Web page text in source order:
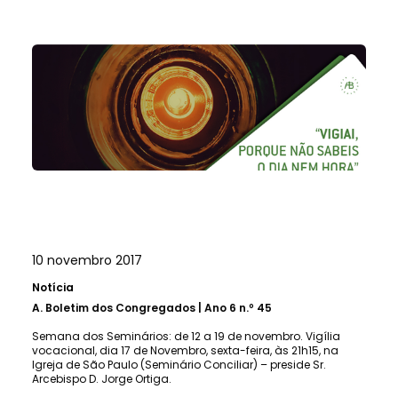
10 novembro 2017
Notícia
A. Boletim dos Congregados | Ano 6 n.º 45
Semana dos Seminários: de 12 a 19 de novembro. Vigília
vocacional, dia 17 de Novembro, sexta-feira, às 21h15, na
Igreja de São Paulo (Seminário Conciliar) – preside Sr.
Arcebispo D. Jorge Ortiga.